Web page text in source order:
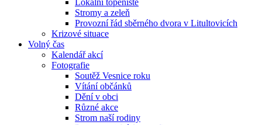
Lokální topeniště
Stromy a zeleň
Provozní řád sběrného dvora v Litultovicích
Krizové situace
Volný čas
Kalendář akcí
Fotografie
Soutěž Vesnice roku
Vítání občánků
Dění v obci
Různé akce
Strom naší rodiny